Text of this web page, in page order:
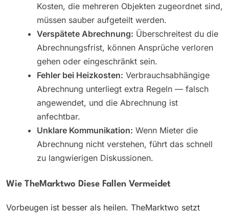
Kosten, die mehreren Objekten zugeordnet sind,
müssen sauber aufgeteilt werden.
Verspätete Abrechnung: Überschreitest du die
Abrechnungsfrist, können Ansprüche verloren
gehen oder eingeschränkt sein.
Fehler bei Heizkosten: Verbrauchsabhängige
Abrechnung unterliegt extra Regeln — falsch
angewendet, und die Abrechnung ist
anfechtbar.
Unklare Kommunikation: Wenn Mieter die
Abrechnung nicht verstehen, führt das schnell
zu langwierigen Diskussionen.
Wie TheMarktwo Diese Fallen Vermeidet
Vorbeugen ist besser als heilen. TheMarktwo setzt